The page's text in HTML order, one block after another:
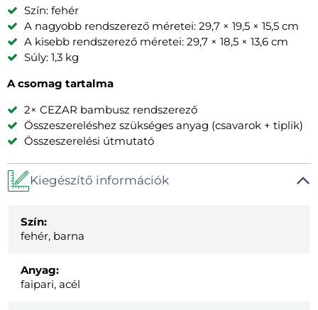
Szín: fehér
A nagyobb rendszerező méretei: 29,7 × 19,5 × 15,5 cm
A kisebb rendszerező méretei: 29,7 × 18,5 × 13,6 cm
Súly: 1,3 kg
A csomag tartalma
2× CEZAR bambusz rendszerező
Összeszereléshez szükséges anyag (csavarok + tiplik)
Összeszerelési útmutató
Kiegészítő információk
Szín:
fehér, barna
Anyag:
faipari, acél